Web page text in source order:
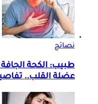
نصائح
طبيب: الكحة الجافة
عضلة القلب..